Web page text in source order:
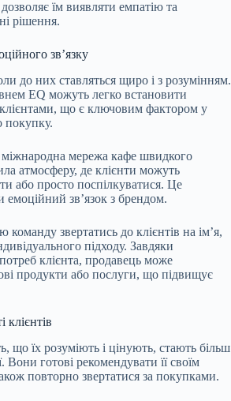
їм виявляти емпатію та
рішення.
зв’язку
до них ставляться щиро і з розумінням.
ЕQ можуть легко встановити
клієнтами, що є ключовим фактором у
покупку.
мережа кафе швидкого
атмосферу, де клієнти можуть
або просто поспілкуватися. Це
емоційний звʼязок з брендом.
команду звертатись до клієнтів на імʼя,
підходу. Завдяки
клієнта, продавець може
продукти або послуги, що підвищує
клієнтів
що їх розуміють і цінують, стають більш
Вони готові рекомендувати її своїм
повторно звертатися за покупками.